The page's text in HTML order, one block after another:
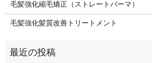
毛髪強化縮毛矯正（ストレートパーマ）
毛髪強化髪質改善トリートメント